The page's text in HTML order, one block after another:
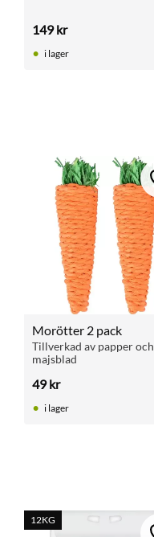
149kr
i lager
Morötter 2 pack
Tillverkad av papper och
majsblad
49kr
i lager
12KG